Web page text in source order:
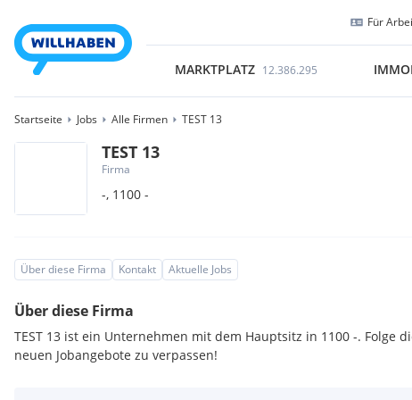
Für
MARKTPLATZ 12.386.295
Startseite Jobs Alle Firmen TEST 13
TEST 13
Firma
-, 1100-
Über diese Firma Kontakt Aktuelle Jobs
Über diese Firma
TEST 13 ist ein Unternehmen mit dem Hauptsitz in 1100 -. Folge
neuen Jobangebote zu verpassen!